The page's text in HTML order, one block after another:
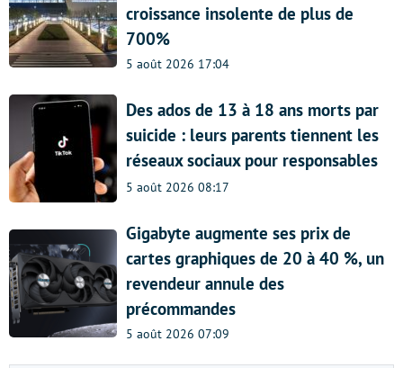
croissance insolente de plus de
700%
5 août 2026 17:04
Des ados de 13 à 18 ans morts par
suicide : leurs parents tiennent les
réseaux sociaux pour responsables
5 août 2026 08:17
Gigabyte augmente ses prix de
cartes graphiques de 20 à 40 %, un
revendeur annule des
précommandes
5 août 2026 07:09